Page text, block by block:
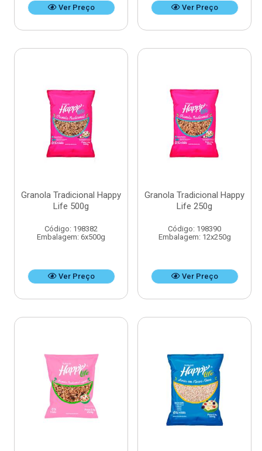
Ver Preço Ver Preço
Granola Tradicional Happy
Life 500g
Código: 198382
Embalagem: 6x500g
Ver Preço
Granola Tradicional Happy
Life 250g
Código: 198390
Embalagem: 12x250g
Ver Preço